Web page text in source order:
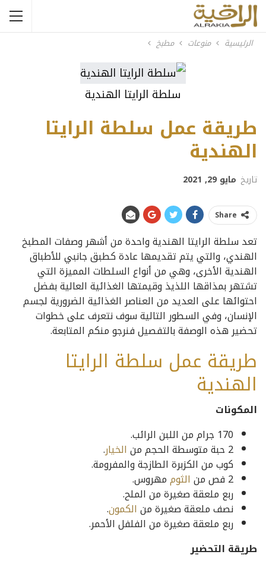
الرئيسية منوعات مطبخ
سلطة الرايتا الهندية
طريقة عمل سلطة الرايتا
الهندية
تاريخ مايو 29, 2021
Share
تعد سلطة الرايتا الهندية واحدة من أشهر وصفات المطبخ
الهندي، والتي يتم تقديمها عادة كطبق جانبي للأطباق
الهندية الأخرى، وهي من أنواع السلطات المميزة التي
تشتهر بمذاقها اللذيذ وقيمتها الغذائية العالية بفضل
احتوائها على العديد من العناصر الغذائية الضرورية لجسم
الإنسان، وفي السطور التالية سوف نتعرف على خطوات
تحضير هذه الوصفة بالتفصيل فنرجو منكم المتابعة.
طريقة عمل سلطة الرايتا
الهندية
المكونات
170 جرام من اللبن الرائب.
2 حبة متوسطة الحجم من
الخيار.
كوب من الكزبرة الطازجة والمفرومة.
2 فص من
الثوممهروس.
ربع ملعقة صغيرة من الملح.
نصف ملعقة صغيرة من الكمون.
ربع ملعقة صغيرة من الفلفل الأحمر.
طريقة التحضير